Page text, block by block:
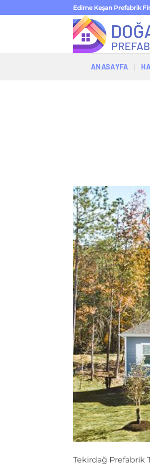
atla
Edirne Keşan Prefabrik
ANASAYFA
Tekirdağ Prefabrik